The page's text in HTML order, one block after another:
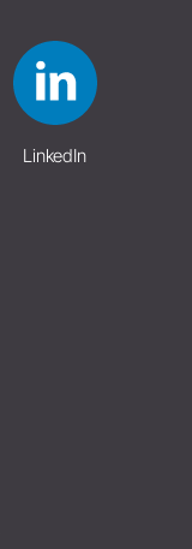
LinkedIn